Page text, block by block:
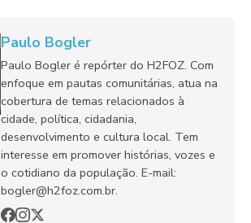
Paulo Bogler
Paulo Bogler é repórter do H2FOZ. Com
enfoque em pautas comunitárias, atua na
cobertura de temas relacionados à
cidade, política, cidadania,
desenvolvimento e cultura local. Tem
interesse em promover histórias, vozes e
o cotidiano da população. E-mail:
bogler@h2foz.com.br.